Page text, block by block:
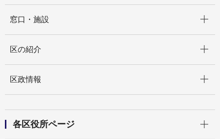
窓口・施設
区の紹介
区政情報
各区役所ページ